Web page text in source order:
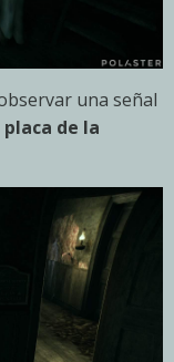
una señal
placa de la